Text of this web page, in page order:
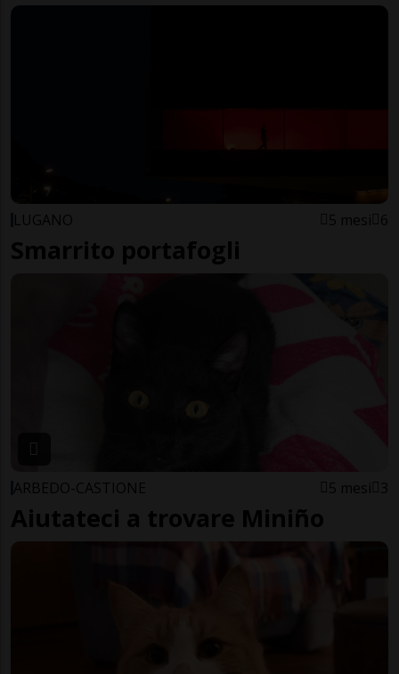
LUGANO 5 mesi 6
Smarrito portafogli
ARBEDO-CASTIONE 5 mesi 3
Aiutateci a trovare Miniño